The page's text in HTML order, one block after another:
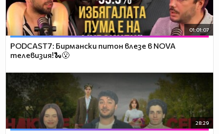
01:01:07
PODCAST7: Бирмански питон влезе в NOVA
телевизия!🐍😮
28:29